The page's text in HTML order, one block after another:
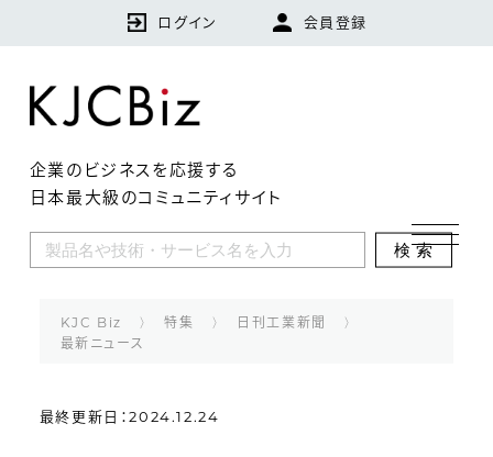
ログイン 会員登録
企業のビジネスを応援する
日本最大級のコミュニティサイト
検索
KJCBizとは
特集
企業
ランキング
KJC Biz 特集
日刊工業新聞
最新ニュース
最終更新日：2024.12.24